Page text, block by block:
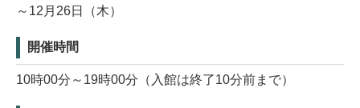
～12月26日（木）
開催時間
10時00分～19時00分（入館は終了10分前まで）